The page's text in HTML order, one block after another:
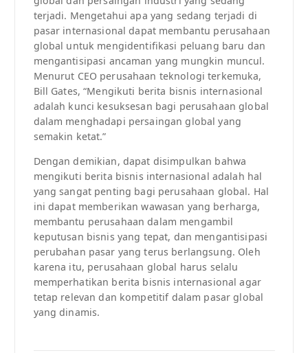
terjadi. Mengetahui apa yang sedang terjadi di
pasar internasional dapat membantu perusahaan
global untuk mengidentifikasi peluang baru dan
mengantisipasi ancaman yang mungkin muncul.
Menurut CEO perusahaan teknologi terkemuka,
Bill Gates, “Mengikuti berita bisnis internasional
adalah kunci kesuksesan bagi perusahaan global
dalam menghadapi persaingan global yang
semakin ketat.”
Dengan demikian, dapat disimpulkan bahwa
mengikuti berita bisnis internasional adalah hal
yang sangat penting bagi perusahaan global. Hal
ini dapat memberikan wawasan yang berharga,
membantu perusahaan dalam mengambil
keputusan bisnis yang tepat, dan mengantisipasi
perubahan pasar yang terus berlangsung. Oleh
karena itu, perusahaan global harus selalu
memperhatikan berita bisnis internasional agar
tetap relevan dan kompetitif dalam pasar global
yang dinamis.